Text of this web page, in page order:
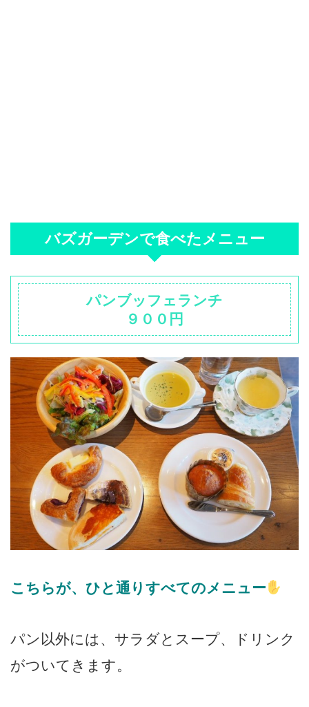
バズガーデンで食べたメニュー
パンブッフェランチ
９００円
こちらが、ひと通りすべてのメニュー
パン以外には、サラダとスープ、ドリンク
がついてきます。